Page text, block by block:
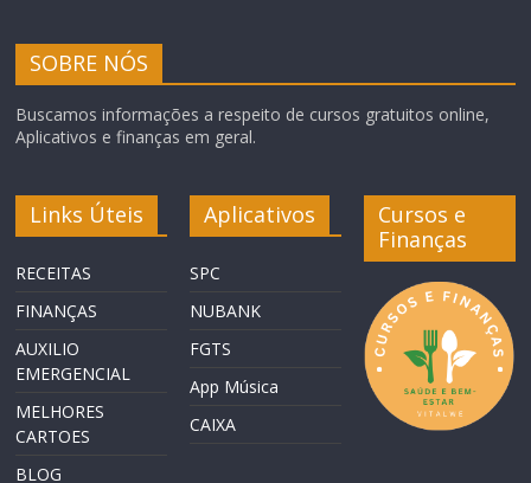
SOBRE NÓS
Buscamos informações a respeito de cursos gratuitos online,
Aplicativos e finanças em geral.
Links Úteis
RECEITAS
FINANÇAS
AUXILIO
EMERGENCIAL
MELHORES
CARTOES
BLOG
Aplicativos
SPC
NUBANK
FGTS
App Música
CAIXA
Cursos e
Finanças